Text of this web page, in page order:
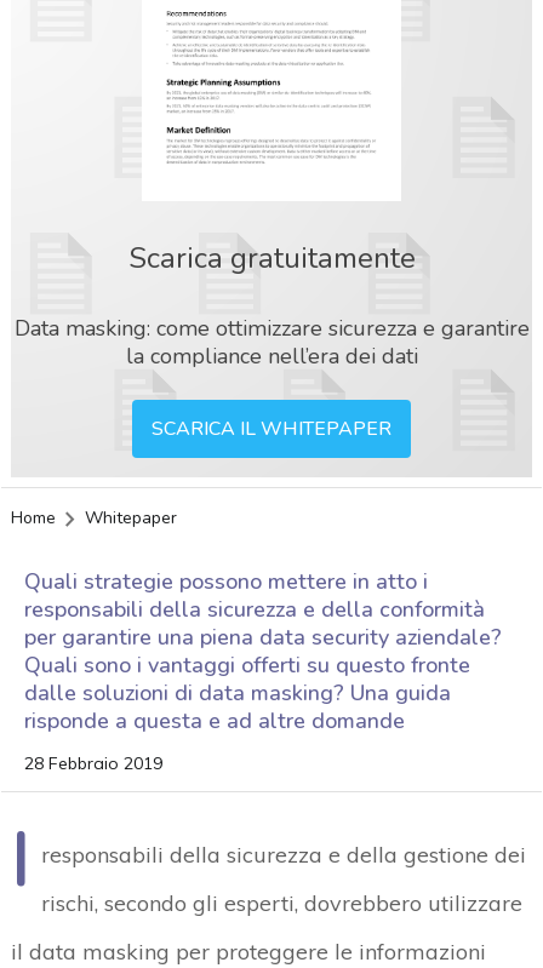
Scarica gratuitamente
Data masking: come ottimizzare sicurezza e garantire
la compliance nell’era dei dati
SCARICA IL WHITEPAPER
Home Whitepaper
Quali strategie possono mettere in atto i
responsabili della sicurezza e della conformità
per garantire una piena data security aziendale?
Quali sono i vantaggi offerti su questo fronte
dalle soluzioni di data masking? Una guida
risponde a questa e ad altre domande
28 Febbraio 2019
I
responsabili della sicurezza e della gestione dei
rischi, secondo gli esperti, dovrebbero utilizzare
il data masking per proteggere le informazioni